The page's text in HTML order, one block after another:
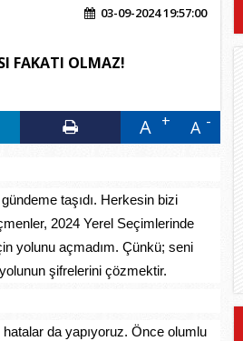
03-09-2024 19:57:00
FAKATI OLMAZ!
A A
taşıdı. Herkesin bizi
2024 Yerel Seçimlerinde
yolunu açmadım. Çünkü; seni
şifrelerini çözmektir.
da yapıyoruz. Önce olumlu